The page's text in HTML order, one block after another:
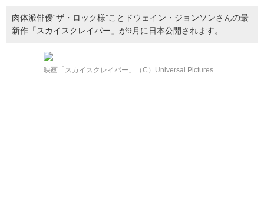
肉体派俳優“ザ・ロック様”ことドウェイン・ジョンソンさんの最
新作「スカイスクレイパー」が9月に日本公開されます。
映画「スカイスクレイパー」（C）Universal Pictures